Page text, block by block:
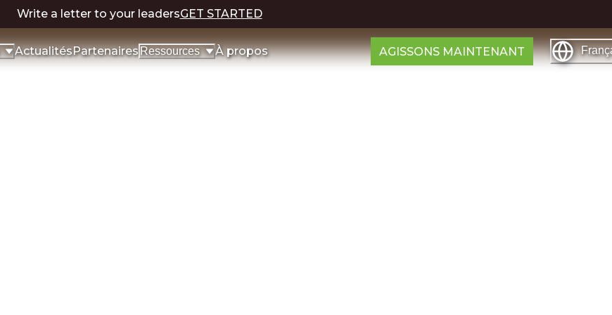
Write a letter to your leadersGET STARTED
ActualitésPartenairesRessources À propos AGISSONS MAINTENANT